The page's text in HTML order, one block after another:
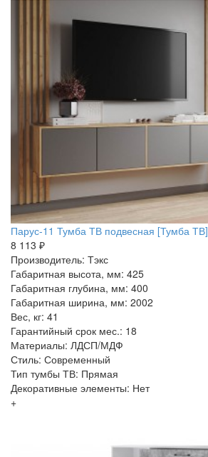
Парус-11 Тумба ТВ подвесная [Тумба ТВ]
8 113 ₽
Производитель: Тэкс
Габаритная высота, мм: 425
Габаритная глубина, мм: 400
Габаритная ширина, мм: 2002
Вес, кг: 41
Гарантийный срок мес.: 18
Материалы: ЛДСП/МДФ
Стиль: Современный
Тип тумбы ТВ: Прямая
Декоративные элементы: Нет
+